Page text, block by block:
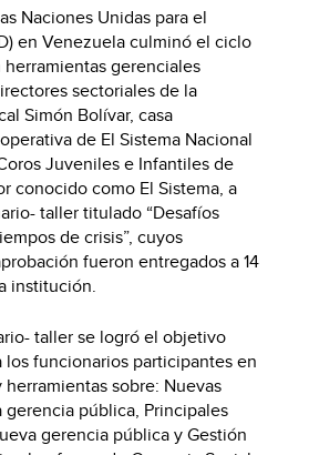
Naciones Unidas para el
en Venezuela culminó el ciclo
gerenciales
sectoriales de la
Simón Bolívar, casa
de El Sistema Nacional
Juveniles e Infantiles de
conocido como El Sistema, a
taller titulado “Desafíos
de crisis”, cuyos
fueron entregados a 14
institución.
taller se logró el objetivo
los funcionarios participantes en
sobre: Nuevas
pública, Principales
gerencia pública y Gestión